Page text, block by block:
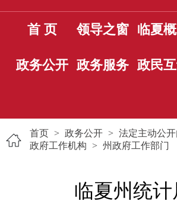
首 页 领导之窗 临夏
政务公开 政务服务 政民
首页 > 政务公开 > 法定主动公
政府工作机构 > 州政府工作部门
临夏州统计